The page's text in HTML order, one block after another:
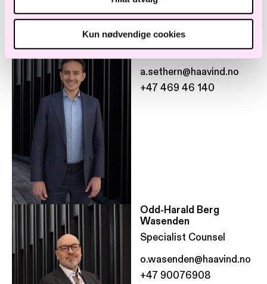
Kun nødvendige cookies
Ansatte i samme avdeling
Alexander Sæthern
Advokat
a.sethern@haavind.no
+47 469 46 140
Odd-Harald Berg
Wasenden
Specialist Counsel
o.wasenden@haavind.no
+47 90076908